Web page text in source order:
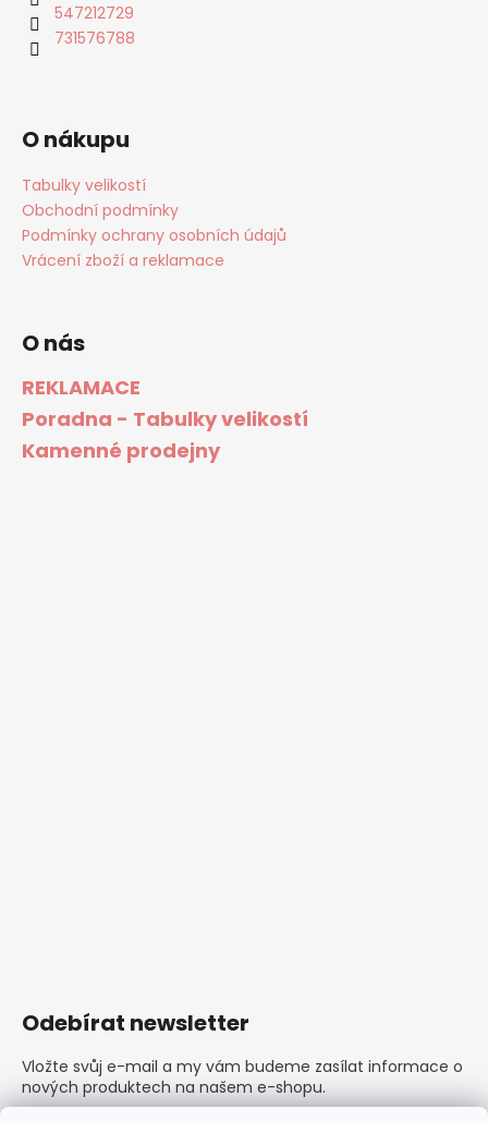
547212729
731576788
O nákupu
Tabulky velikostí
Obchodní podmínky
Podmínky ochrany osobních údajů
Vrácení zboží a reklamace
O nás
REKLAMACE
Poradna - Tabulky velikostí
Kamenné prodejny
Odebírat newsletter
Vložte svůj e-mail a my vám budeme zasílat informace o
nových produktech na našem e-shopu.